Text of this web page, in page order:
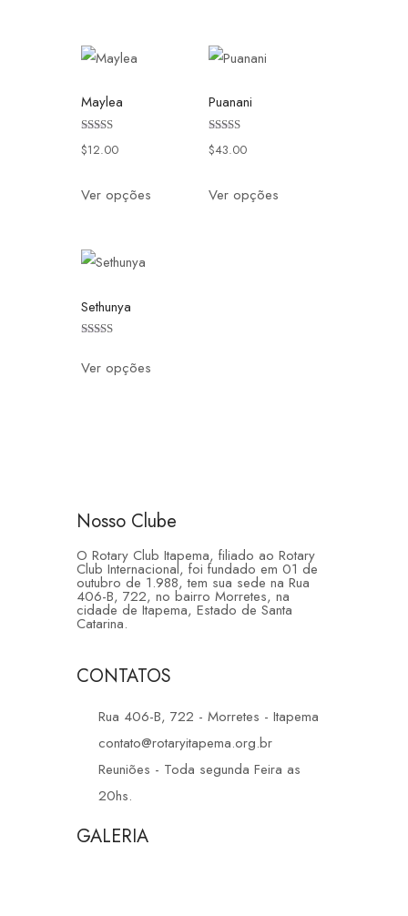
Maylea
Avaliação
4.50
$12.00
Ver opções
Puanani
Avaliação
3.50
$43.00
Ver opções
Sethunya
de 5
Ver opções
Nosso Clube
O Rotary Club Itapema, filiado ao Rotary
Club Internacional, foi fundado em 01 de
outubro de 1.988, tem sua sede na Rua
406-B, 722, no bairro Morretes, na
cidade de Itapema, Estado de Santa
Catarina.
CONTATOS
Rua 406-B, 722 - Morretes - Itapema
contato@rotaryitapema.org.br
Reuniões - Toda segunda Feira as
20hs.
GALERIA